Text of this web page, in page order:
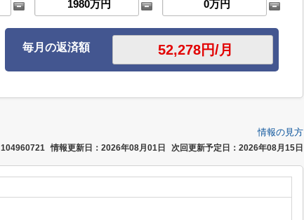
毎月の返済額
情報の見方
情報更新日：2026年08月01日 次回更新予定日：2026年08月15日